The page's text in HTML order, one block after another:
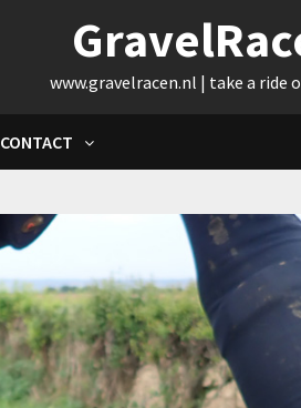
www.gravelracen.nl | take a ride
CONTACT